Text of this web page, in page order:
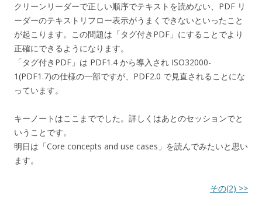
クリーンリーダーで正しい順序でテキストを読めない、PDF リ
ーダーのテキストリフロー表示がうまくできないといったこと
が起こります。この問題は「タグ付きPDF」にすることでより
正確にできるようになります。
「タグ付きPDF」は PDF1.4 から導入され ISO32000-
1(PDF1.7)の仕様の一部ですが、PDF2.0 で見直されることにな
っています。
キーノートはここまででした。詳しくはあとのセッションでと
いうことです。
明日は「Core concepts and use cases」を読んでみたいと思い
ます。
その(2) >>